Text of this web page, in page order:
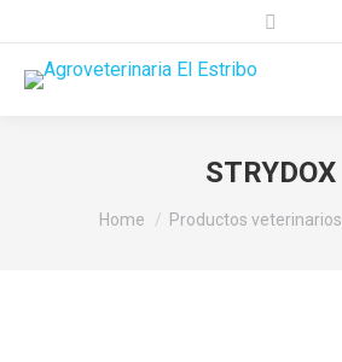
Search:
STRYDOX
You are here:
Home Productos veterinarios